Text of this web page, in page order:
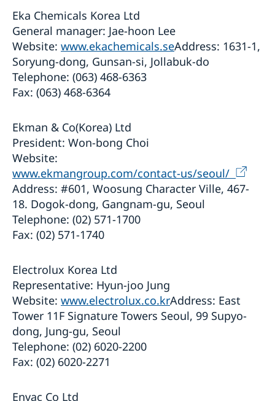
Eka Chemicals Korea Ltd
General manager: Jae-hoon Lee
Website: www.ekachemicals.seAddress: 1631-1,
Soryung-dong, Gunsan-si, Jollabuk-do
Telephone: (063) 468-6363
Fax: (063) 468-6364
Ekman & Co(Korea) Ltd
President: Won-bong Choi
Website:
www.ekmangroup.com/contact-us/seoul/
Address: #601, Woosung Character Ville, 467-
18. Dogok-dong, Gangnam-gu, Seoul
Telephone: (02) 571-1700
Fax: (02) 571-1740
Electrolux Korea Ltd
Representative: Hyun-joo Jung
Website: www.electrolux.co.krAddress: East
Tower 11F Signature Towers Seoul, 99 Supyo-
dong, Jung-gu, Seoul
Telephone: (02) 6020-2200
Fax: (02) 6020-2271
Envac Co Ltd